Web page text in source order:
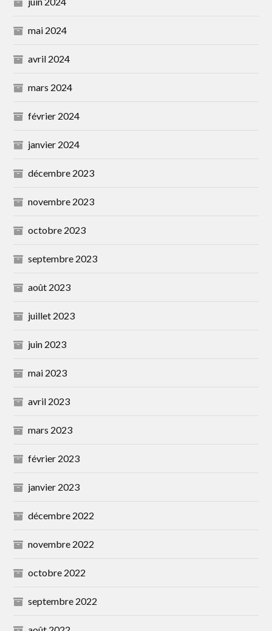
mai 2024
avril 2024
mars 2024
février 2024
janvier 2024
décembre 2023
novembre 2023
octobre 2023
septembre 2023
août 2023
juillet 2023
juin 2023
mai 2023
avril 2023
mars 2023
février 2023
janvier 2023
décembre 2022
novembre 2022
octobre 2022
septembre 2022